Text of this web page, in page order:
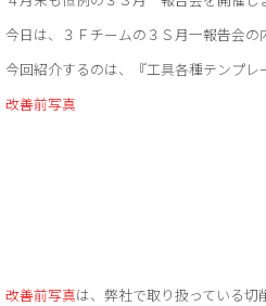
今日は、３Ｆチームの３Ｓ月一報告会の
今回紹介するのは、『工具各種テンプレ
改善前写真
改善前写真は、弊社で取り扱っている切